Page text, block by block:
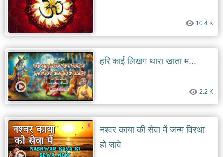
खाटू
श्याम
भजन
khatu
bhajans
रानी
सती
दादी
भजन
rani
dadi
bhajans
बावा
लाल
10.4 K
हरि काई लिखग थारा खाता म...
2.2 K
नश्वर काया की सेवा में जन्म विरथा
हो जावे